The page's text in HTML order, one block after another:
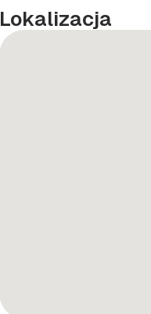
Lokalizacja